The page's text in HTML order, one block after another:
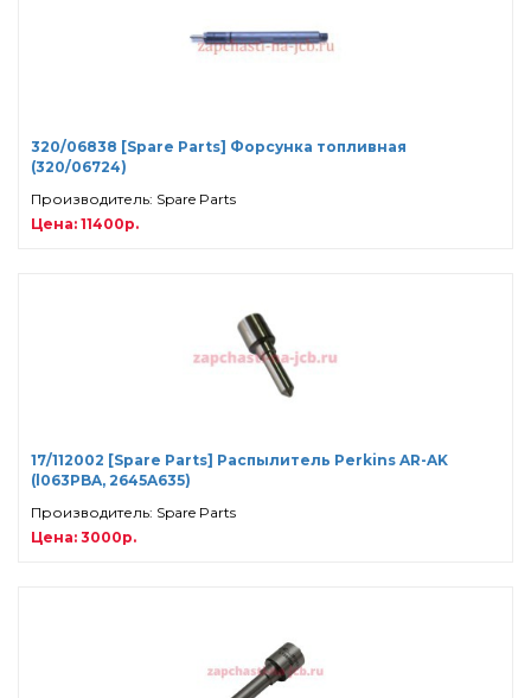
320/06838 [Spare Parts] Форсунка топливная
(320/06724)
Производитель: Spare Parts
Цена: 11400р.
17/112002 [Spare Parts] Распылитель Perkins AR-AK
(l063PBA, 2645A635)
Производитель: Spare Parts
Цена: 3000р.